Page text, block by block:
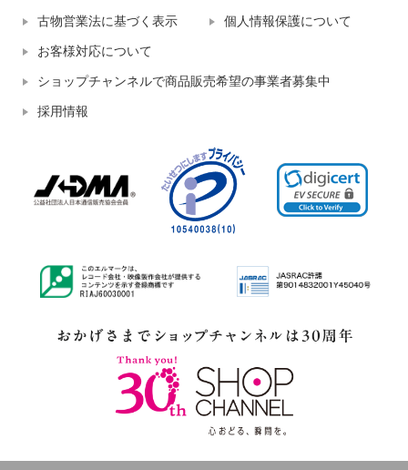
古物営業法に基づく表示 個人情報保護について
お客様対応について
ショップチャンネルで商品販売希望の事業者募集中
採用情報